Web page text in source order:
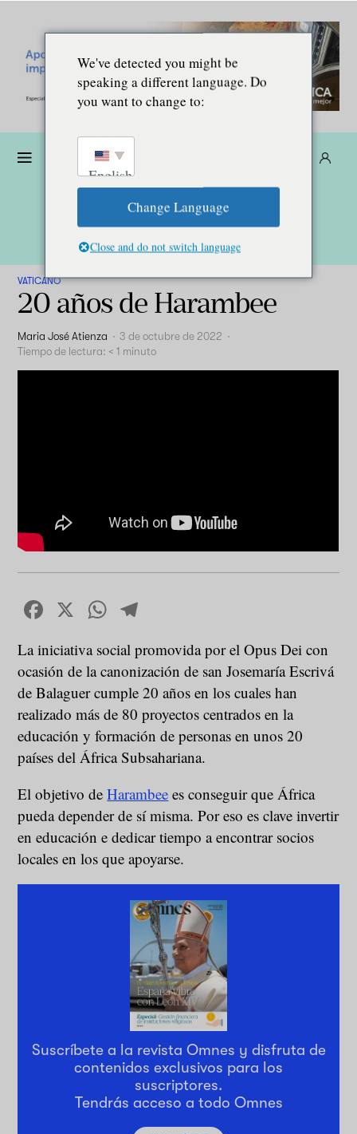
VATICANO
20 años de Harambee
Maria José Atienza · 3 de octubre de 2022 ·
Tiempo de lectura: < 1 minuto
Facebook
X WhatsApp
La iniciativa social promovida por el Opus Dei con
ocasión de la canonización de san Josemaría Escrivá
de Balaguer cumple 20 años en los cuales han
realizado más de 80 proyectos centrados en la
educación y formación de personas en unos 20
países del África Subsahariana.
El objetivo deHarambee es conseguir que África
pueda depender de sí misma. Por eso es clave invertir
en educación e dedicar tiempo a encontrar socios
locales en los que apoyarse.
Suscríbete a la revista Omnes y disfruta de
contenidos exclusivos para los
suscriptores.
Tendrás acceso a todo Omnes
We've detected you might be
speaking a different language. Do
you want to change to:
English
Change Language
Close and do not switch language